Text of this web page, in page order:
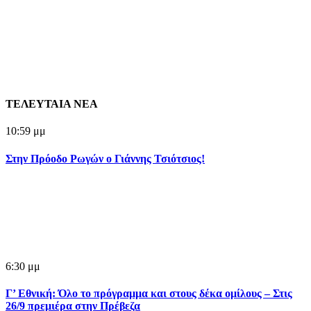
ΤΕΛΕΥΤΑΙΑ ΝΕΑ
10:59 μμ
Στην Πρόοδο Ρωγών ο Γιάννης Τσιότσιος!
6:30 μμ
Γ’ Εθνική: Όλο το πρόγραμμα και στους δέκα ομίλους – Στις
26/9 πρεμιέρα στην Πρέβεζα